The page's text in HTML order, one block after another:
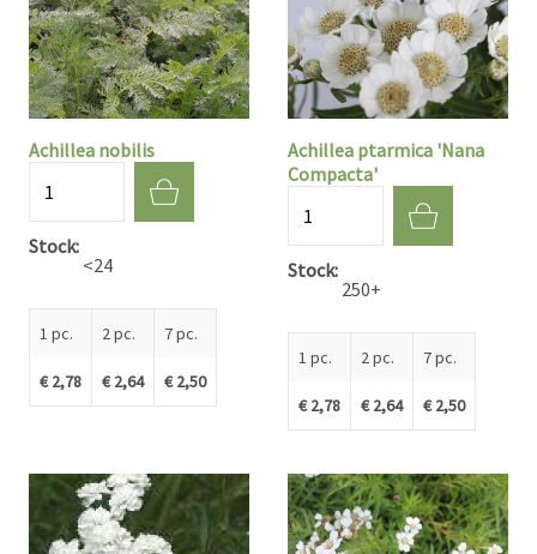
Achillea nobilis
Stock
<24
1 pc.
€ 2,78
2 pc.
€ 2,64
7 pc.
€ 2,50
Achillea ptarmica 'Nana
Compacta'
Stock
250+
1 pc.
€ 2,78
2 pc.
€ 2,64
7 pc.
€ 2,50